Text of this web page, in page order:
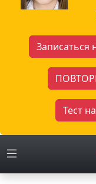
Записаться
Тест